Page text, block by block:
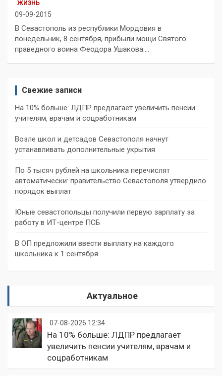
ЖИЗНЬ
09-09-2015
В Севастополь из республики Мордовия в
понедельник, 8 сентября, прибыли мощи Святого
праведного воина Феодора Ушакова.…
Свежие записи
На 10% больше: ЛДПР предлагает увеличить пенсии
учителям, врачам и соцработникам
Возле школ и детсадов Севастополя начнут
устанавливать дополнительные укрытия
По 5 тысяч рублей на школьника перечислят
автоматически: правительство Севастополя утвердило
порядок выплат
Юные севастопольцы получили первую зарплату за
работу в ИТ-центре ПСБ
В ОП предложили ввести выплату на каждого
школьника к 1 сентября
Актуальное
07-08-2026 12:34
На 10% больше: ЛДПР предлагает
увеличить пенсии учителям, врачам и
соцработникам